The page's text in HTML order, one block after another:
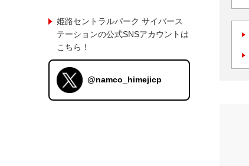
姫路セントラルパーク サイバース
テーションの公式SNSアカウントは
こちら！
@namco_himejicp